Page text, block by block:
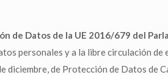
de Datos de la UE 2016/679 del
personales y a la libre circulación de
de Protección de Datos de